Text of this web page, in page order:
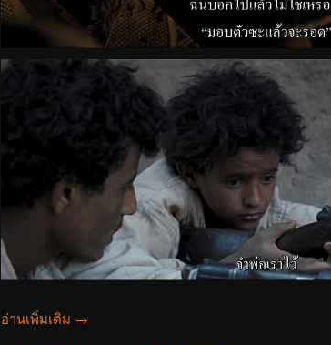
อ่านเพิ่มเติม →